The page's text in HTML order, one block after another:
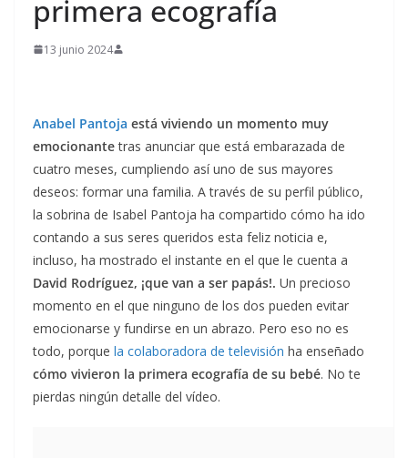
primera ecografía
13 junio 2024
Anabel Pantoja está viviendo un momento muy
emocionantetras anunciar que está embarazada de
cuatro meses, cumpliendo así uno de sus mayores
deseos: formar una familia. A través de su perfil público,
la sobrina de Isabel Pantoja ha compartido cómo ha ido
contando a sus seres queridos esta feliz noticia e,
incluso, ha mostrado el instante en el que le cuenta a
David Rodríguez, ¡que van a ser papás!. Un precioso
momento en el que ninguno de los dos pueden evitar
emocionarse y fundirse en un abrazo. Pero eso no es
todo, porque la colaboradora de televisión ha enseñado
cómo vivieron la primera ecografía de su bebé. No te
pierdas ningún detalle del vídeo.